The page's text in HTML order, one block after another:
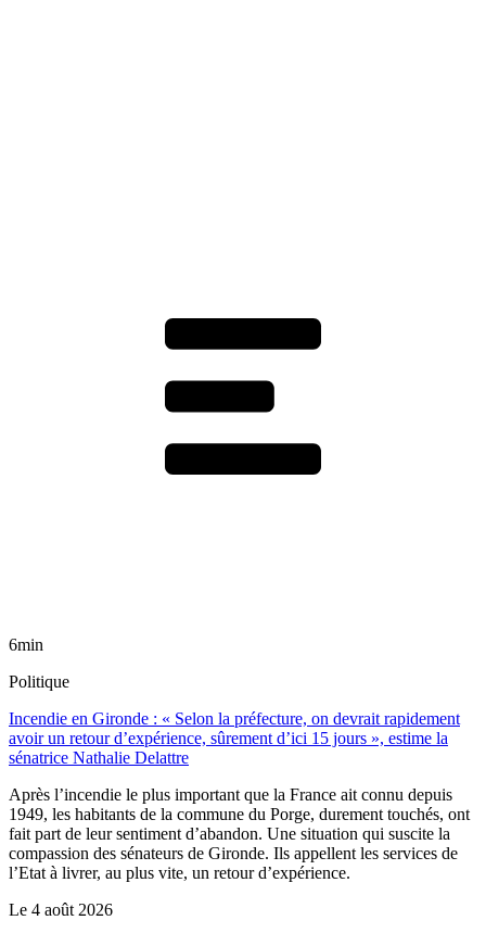
6min
Politique
Incendie en Gironde : « Selon la préfecture, on devrait rapidement
avoir un retour d’expérience, sûrement d’ici 15 jours », estime la
sénatrice Nathalie Delattre
Après l’incendie le plus important que la France ait connu depuis
1949, les habitants de la commune du Porge, durement touchés, ont
fait part de leur sentiment d’abandon. Une situation qui suscite la
compassion des sénateurs de Gironde. Ils appellent les services de
l’Etat à livrer, au plus vite, un retour d’expérience.
Le 4 août 2026